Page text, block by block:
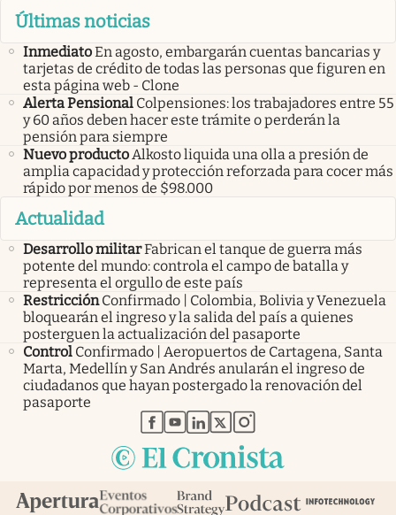
Últimas noticias
InmediatoEn agosto, embargarán cuentas bancarias y
tarjetas de crédito de todas las personas que figuren en
esta página web - Clone
Alerta Pensional Colpensiones: los trabajadores entre 55
y 60 años deben hacer este trámite o perderán la
pensión para siempre
Nuevo productoAlkosto liquida una olla a presión de
amplia capacidad y protección reforzada para cocer más
rápido por menos de $98.000
Actualidad
Desarrollo militarFabrican el tanque de guerra más
potente del mundo: controla el campo de batalla y
representa el orgullo de este país
Restricción Confirmado | Colombia, Bolivia y Venezuela
bloquearán el ingreso y la salida del país a quienes
posterguen la actualización del pasaporte
Control Confirmado | Aeropuertos de Cartagena, Santa
Marta, Medellín y San Andrés anularán el ingreso de
ciudadanos que hayan postergado la renovación del
pasaporte
abre en nueva pestaña
abre en nueva pestaña
abre en nueva pestaña
abre en nueva pestaña
abre en nueva pestaña